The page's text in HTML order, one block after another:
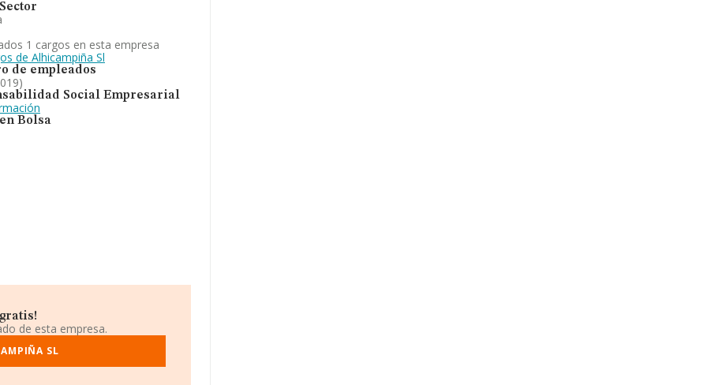
1 cargos en esta empresa
de Alhicampiña Sl
de empleados
Social Empresarial
Bolsa
de esta empresa.
SL